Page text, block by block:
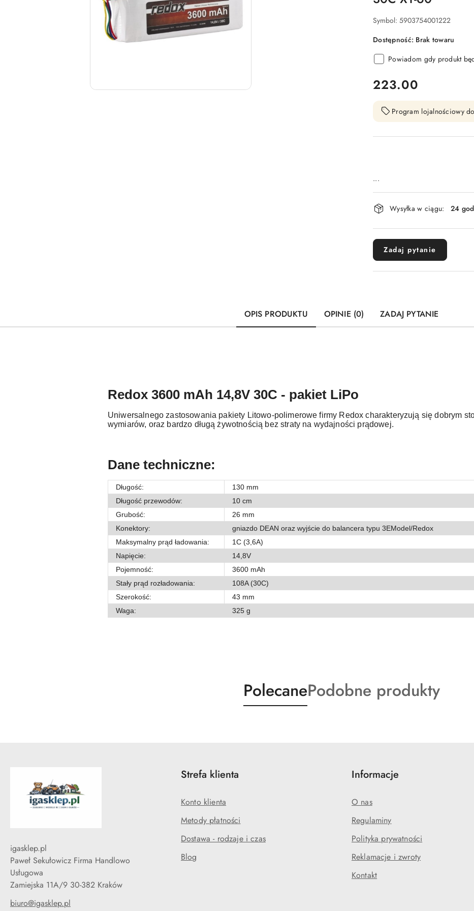
Symbol: 5903754001222
Dostępność: Brak towaru
Powiadom gdy produkt
cena:
223.00
Program lojalnościowy
...
Dostępność
i
dostawa
Wysyłka w ciągu: 24
Zadaj pytanie
OPIS PRODUKTU OPINIE (0) ZADAJ PYTANIE
Redox 3600 mAh 14,8V 30C - pakiet LiPo
Uniwersalnego zastosowania pakiety Litowo-polimerowe firmy Redox charakteryzują się dobrym
wymiarów, oraz bardzo długą żywotnością bez straty na wydajności prądowej.
Dane techniczne:
Długość:
130 mm
Długość przewodów:
10 cm
Grubość:
26 mm
Konektory:
gniazdo DEAN oraz wyjście do balancera typu 3EModel/Redox
Maksymalny prąd ładowania:
1C (3,6A)
Napięcie:
14,8V
Pojemność:
3600 mAh
Stały prąd rozładowania:
108A (30C)
Szerokość:
43 mm
Waga:
325 g
Produkty
o
PolecaneProdukty
o
Podobne produkty
igasklep.pl
Paweł Sekułowicz Firma Handlowo
Usługowa
Zamiejska 11A/9 30-382 Kraków
biuro@igasklep.pl
Strefa klienta
Konto klienta
Metody płatności
Dostawa - rodzaje i czas
Blog
Informacje
O nas
Regulaminy
Polityka prywatności
Reklamacje i zwroty
Kontakt